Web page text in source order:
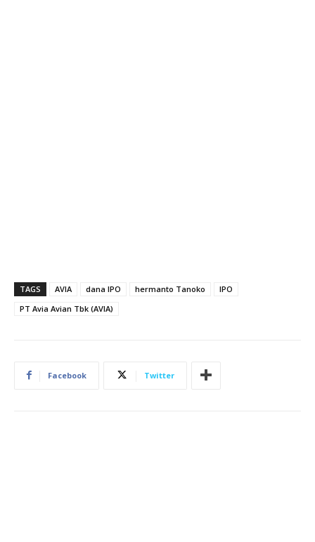
TAGS AVIA dana IPO hermanto Tanoko
IPO
PT Avia Avian Tbk (AVIA)
Facebook Twitter